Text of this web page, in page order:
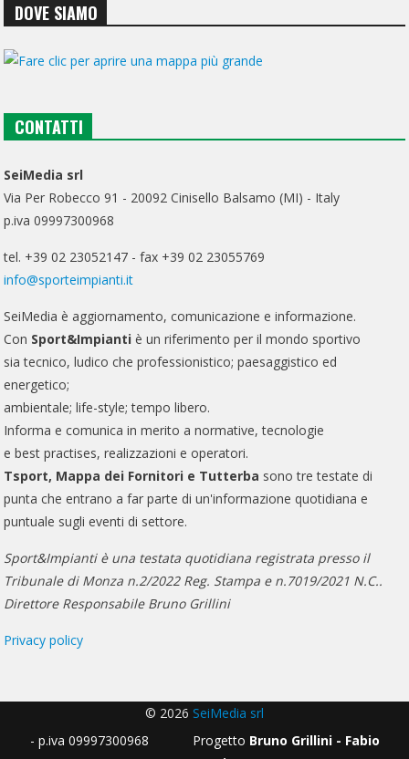
DOVE SIAMO
CONTATTI
SeiMedia srl
Via Per Robecco 91 - 20092 Cinisello Balsamo (MI) - Italy
p.iva 09997300968
tel. +39 02 23052147 - fax +39 02 23055769
info@sporteimpianti.it
SeiMedia è aggiornamento, comunicazione e informazione.
Con Sport&Impianti è un riferimento per il mondo sportivo
sia tecnico, ludico che professionistico; paesaggistico ed
energetico;
ambientale; life-style; tempo libero.
Informa e comunica in merito a normative, tecnologie
e best practises, realizzazioni e operatori.
Tsport, Mappa dei Fornitori e Tutterba sono tre testate di
punta che entrano a far parte di un'informazione quotidiana e
puntuale sugli eventi di settore.
Sport&Impianti è una testata quotidiana registrata presso il
Tribunale di Monza n.2/2022 Reg. Stampa e n.7019/2021 N.C..
Direttore Responsabile Bruno Grillini
Privacy policy
© 2026 SeiMedia srl
- p.iva 09997300968 Progetto Bruno Grillini - Fabio